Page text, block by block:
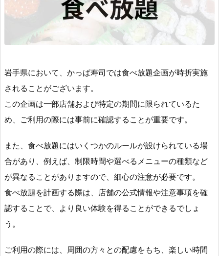
岩手県において、かっぱ寿司では食べ放題企画が時折実施
されることがございます。
この企画は一部店舗および特定の期間に限られているた
め、ご利用の際には事前に確認することが重要です。
また、食べ放題にはいくつかのルールが設けられている場
合があり、例えば、制限時間や選べるメニューの種類など
が異なることがありますので、細心の注意が必要です。
食べ放題を計画する際は、店舗の公式情報や注意事項を確
認することで、より良い体験を得ることができるでしょ
う。
ご利用の際には、周囲の方々との配慮をもち、楽しい時間